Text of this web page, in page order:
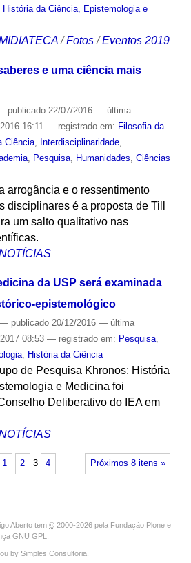
História da Ciência, Epistemologia e
/Fotos /Eventos 2019
e uma ciência mais
publicado22/07/2016 — última
16:11 — registrado em: Filosofia da
Ciência, Interdisciplinaridade,
, Pesquisa, Humanidades Ciências
arrogância e o ressentimento
disciplinares é a proposta de Till
um salto qualitativo nas
da USP será examinada
epistemológico
— publicado20/12/2016 — última
08:53 — registrado em: Pesquisa,
, História da Ciência
de Pesquisa Khronos: História
e Medicina foi
Deliberativo do IEA em
Próximos 8 itens »
1 2 3 4
Aberto tem © 2000-2026 pela Fundação Plone e
GNU GPL
by Simples Consultoria